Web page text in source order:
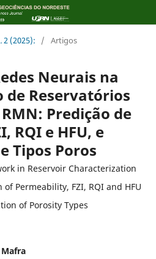
2 (2025): / Artigos
Neurais na
de Reservatórios
Predição de
RQI e HFU, e
Tipos Poros
in Reservoir Characterization
Permeability, FZI, RQI and HFU
of Porosity Types